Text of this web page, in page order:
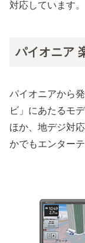
対応しています。
パイオニア
パイオニアから
ビ」にあたるモ
ほか、地デジ対
かでもエンター